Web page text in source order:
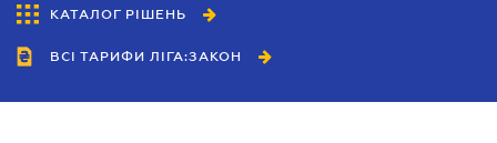
КАТАЛОГ РІШЕНЬ
ВСІ ТАРИФИ ЛІГА:ЗАКОН